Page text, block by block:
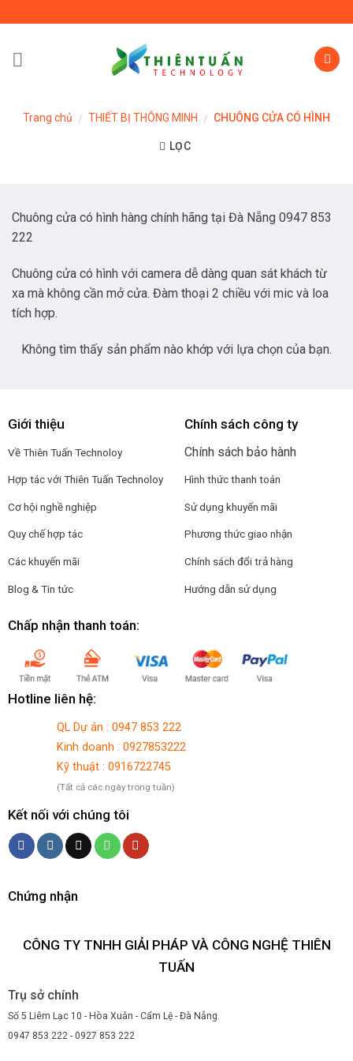
to
Trang chủ / THIẾT BỊ THÔNG MINH / CHUÔNG CỬA CÓ HÌNH
LỌC
Chuông cửa có hình hàng chính hãng tại Đà Nẵng 0947 853
222
Chuông cửa có hình với camera dễ dàng quan sát khách từ
xa mà không cần mở cửa. Đàm thoại 2 chiều với mic và loa
tích hợp.
Không tìm thấy sản phẩm nào khớp với lựa chọn của bạn.
Giới thiệu
Về Thiên Tuấn Technoloy
Hợp tác với Thiên Tuấn Technoloy
Cơ hội nghề nghiệp
Quy chế hợp tác
Các khuyến mãi
Blog & Tin tức
Chính sách công ty
Chính sách bảo hành
Hình thức thanh toán
Sử dụng khuyến mãi
Phương thức giao nhận
Chính sách đổi trả hàng
Hướng dẫn sử dụng
Chấp nhận thanh toán:
Hotline liên hệ:
QL Dự án : 0947 853 222
Kinh doanh : 0927853222
Kỹ thuật : 0916722745
(Tất cả các ngày trong tuần)
Kết nối với chúng tôi
Chứng nhận
CÔNG TY TNHH GIẢI PHÁP VÀ CÔNG NGHỆ THIÊN
TUẤN
Trụ sở chính
Số 5 Liêm Lạc 10 - Hòa Xuân - Cẩm Lệ - Đà Nẵng.
0947 853 222 - 0927 853 222